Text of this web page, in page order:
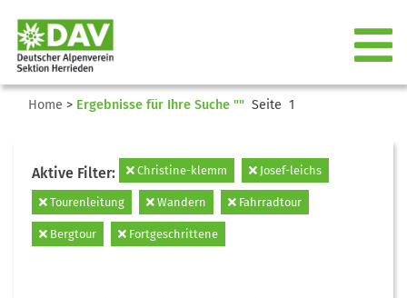
Home > Ergebnisse für Ihre Suche "" Seite 1
Aktive Filter: Christine-klemm Josef-leichs
Tourenleitung Wandern Fahrradtour
Bergtour Fortgeschrittene